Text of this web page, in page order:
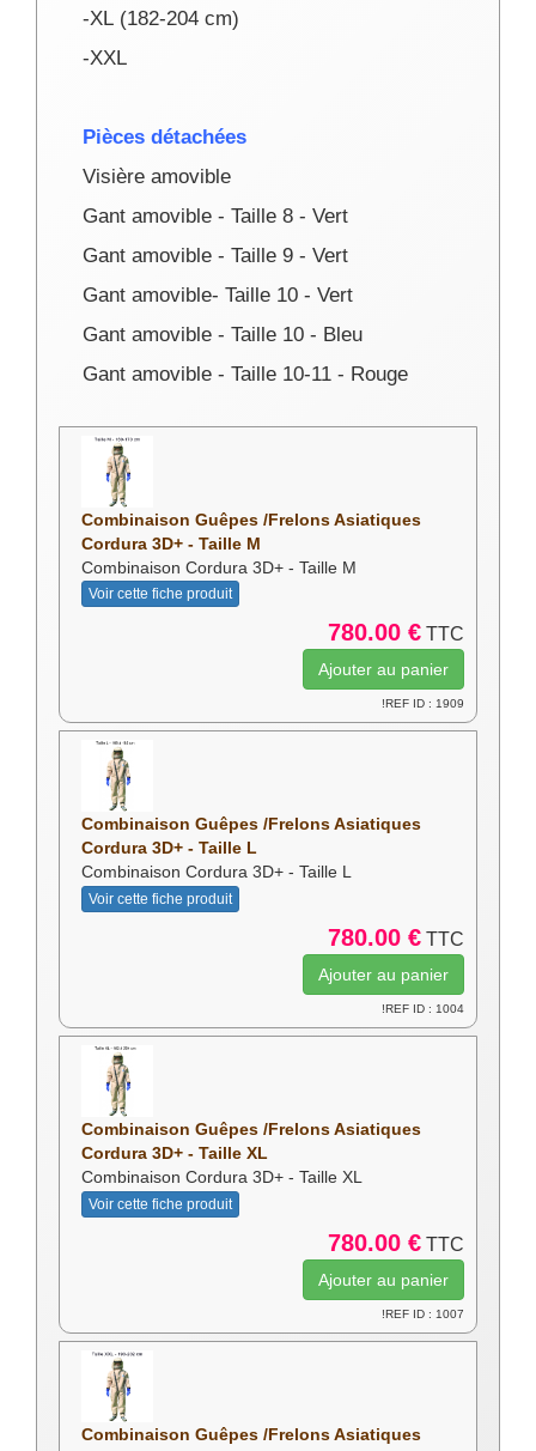
-XL (182-204 cm)
-XXL
Pièces détachées
Visière amovible
Gant amovible - Taille 8 - Vert
Gant amovible - Taille 9 - Vert
Gant amovible- Taille 10 - Vert
Gant amovible - Taille 10 - Bleu
Gant amovible - Taille 10-11 - Rouge
Combinaison Guêpes /Frelons Asiatiques
Cordura 3D+ - Taille M
Combinaison Cordura 3D+ - Taille M
Voir cette fiche produit
780.00 € TTC
!REF ID : 1909
Combinaison Guêpes /Frelons Asiatiques
Cordura 3D+ - Taille L
Combinaison Cordura 3D+ - Taille L
Voir cette fiche produit
780.00 € TTC
!REF ID : 1004
Combinaison Guêpes /Frelons Asiatiques
Cordura 3D+ - Taille XL
Combinaison Cordura 3D+ - Taille XL
Voir cette fiche produit
780.00 € TTC
!REF ID : 1007
Combinaison Guêpes /Frelons Asiatiques